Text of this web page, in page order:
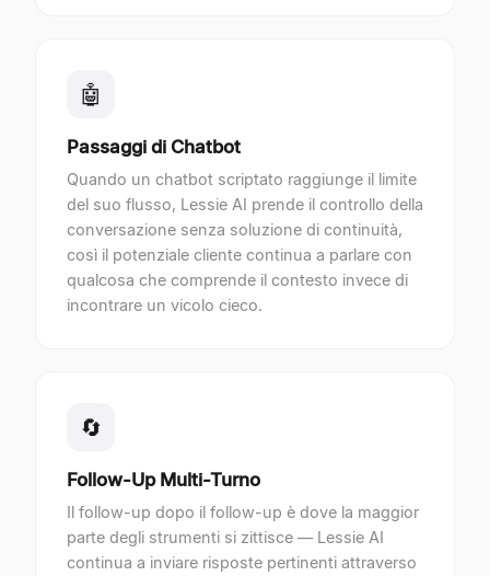
🤖
Passaggi di Chatbot
Quando un chatbot scriptato raggiunge il limite
del suo flusso, Lessie AI prende il controllo della
conversazione senza soluzione di continuità,
così il potenziale cliente continua a parlare con
qualcosa che comprende il contesto invece di
incontrare un vicolo cieco.
🔄
Follow-Up Multi-Turno
Il follow-up dopo il follow-up è dove la maggior
parte degli strumenti si zittisce — Lessie AI
continua a inviare risposte pertinenti attraverso